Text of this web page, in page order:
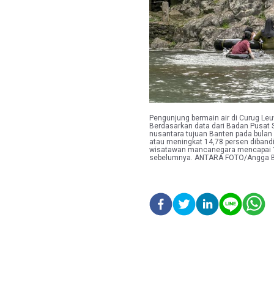
Pengunjung bermain air di Curug
Berdasarkan data dari Badan
nusantara tujuan Banten pada
atau meningkat 14,78 persen
wisatawan mancanegara mencapai
sebelumnya. ANTARA FOTO/Angga